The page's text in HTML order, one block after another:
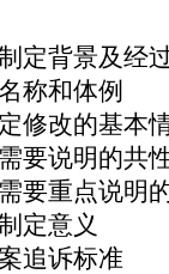
定背景及经
称和体例
修改的基本
要说明的共
要重点说明
定意义
追诉标准